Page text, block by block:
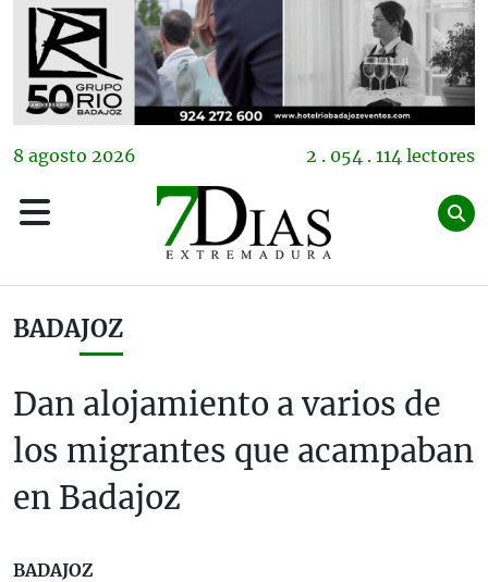
8 agosto 2026 2 . 054 . 114 lectores
BADAJOZ
Dan alojamiento a varios de
los migrantes que acampaban
en Badajoz
BADAJOZ